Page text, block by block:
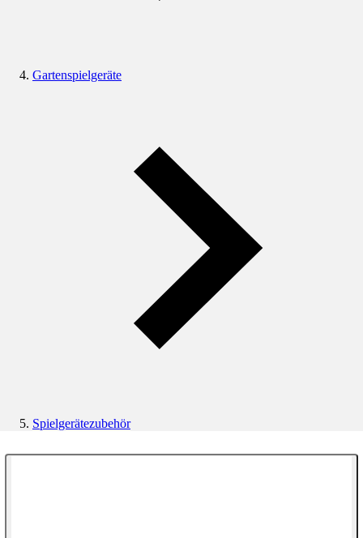
Gartenspielgeräte
Spielgerätezubehör